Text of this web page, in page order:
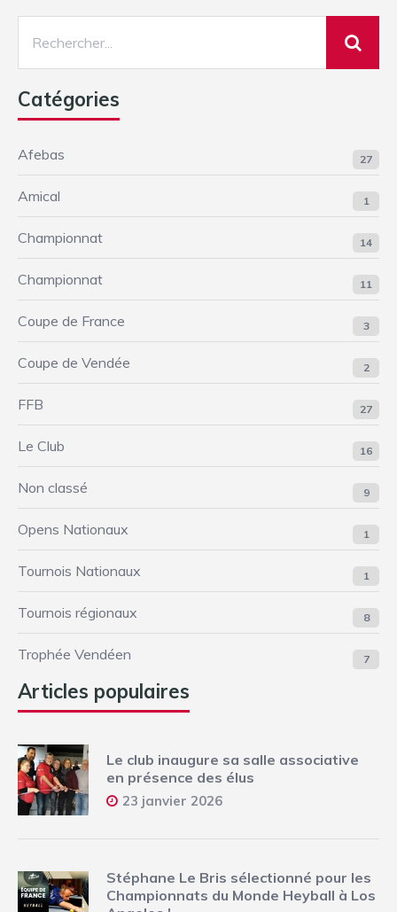
Catégories
Afebas 27
Amical 1
Championnat 14
Championnat 11
Coupe de France 3
Coupe de Vendée 2
FFB 27
Le Club 16
Non classé 9
Opens Nationaux 1
Tournois Nationaux 1
Tournois régionaux 8
Trophée Vendéen 7
Articles populaires
Le club inaugure sa salle associative
en présence des élus
23 janvier 2026
Stéphane Le Bris sélectionné pour les
Championnats du Monde Heyball à Los